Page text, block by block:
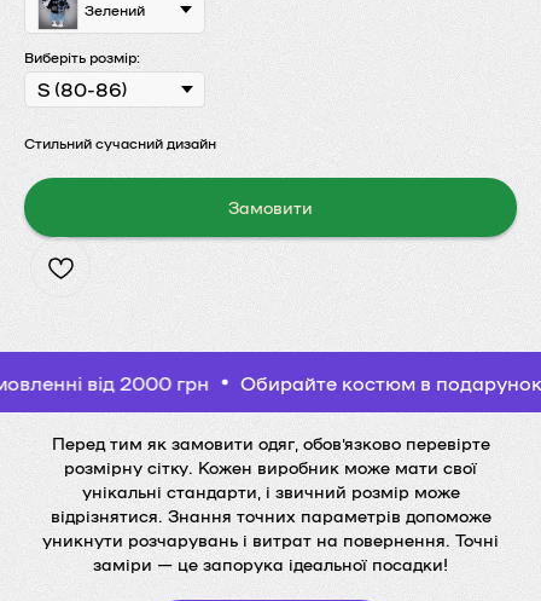
Зелений
Виберіть розмір:
Стильний сучасний дизайн
Замовити
2000 грн Обирайте костюм в подарунок при
Перед тим як замовити одяг, обов’язково перевірте
розмірну сітку. Кожен виробник може мати свої
унікальні стандарти, і звичний розмір може
відрізнятися. Знання точних параметрів допоможе
уникнути розчарувань і витрат на повернення. Точні
заміри — це запорука ідеальної посадки!